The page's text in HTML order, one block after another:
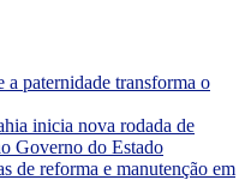
a paternidade transforma o
inicia nova rodada de
Governo do Estado
de reforma e manutenção em